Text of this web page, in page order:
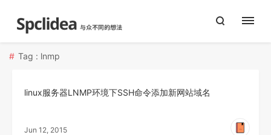
Tag : lnmp
linux服务器LNMP环境下SSH命令添加新网站域名
Jun 12, 2015